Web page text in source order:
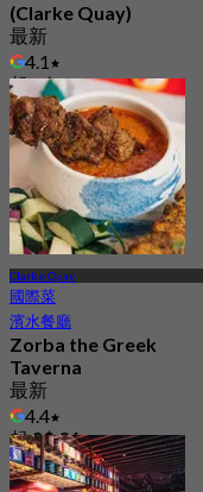
(Clarke Quay)
最新
4.1
起S$ 46.25
Clarke Quay
國際菜
濱水餐廳
Zorba the Greek
Taverna
最新
4.4
起S$ 36